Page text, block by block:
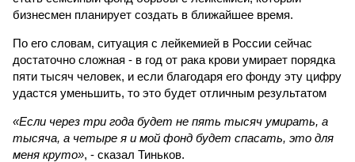
бизнесмен планирует создать в ближайшее время.
По его словам, ситуация с лейкемией в России сейчас
достаточно сложная - в год от рака крови умирает порядка
пяти тысяч человек, и если благодаря его фонду эту цифру
удастся уменьшить, то это будет отличным результатом
«Если через три года будет не пять тысяч умирать, а
тысяча, а четыре я и мой фонд будет спасать, это для
меня круто», - сказал Тиньков.